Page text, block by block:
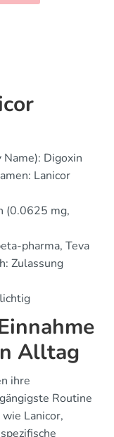
Digoxin
Lanicor
(0.0625 mg,
pharma, Teva
Zulassung
Alltag
ihre
Routine
Lanicor,